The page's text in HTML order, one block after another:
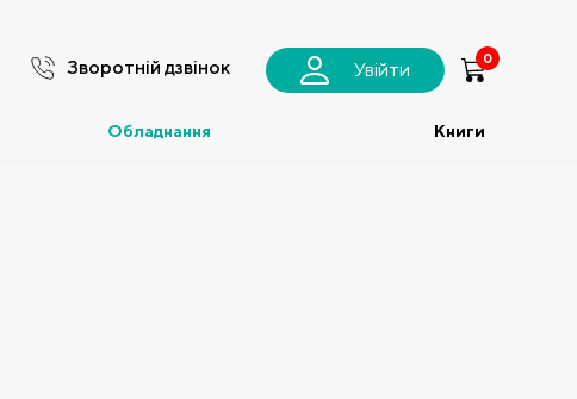
Зворотній дзвінок Увійти
0
Обладнання Книги